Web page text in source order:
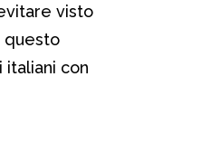
visto
questo
con